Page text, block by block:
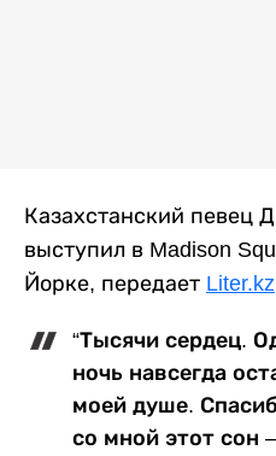
Казахстанский певец
выступил в Madison
Йорке, передает Liter.kz
“Тысячи сердец.
ночь навсегда
моей душе.
со мной этот сон